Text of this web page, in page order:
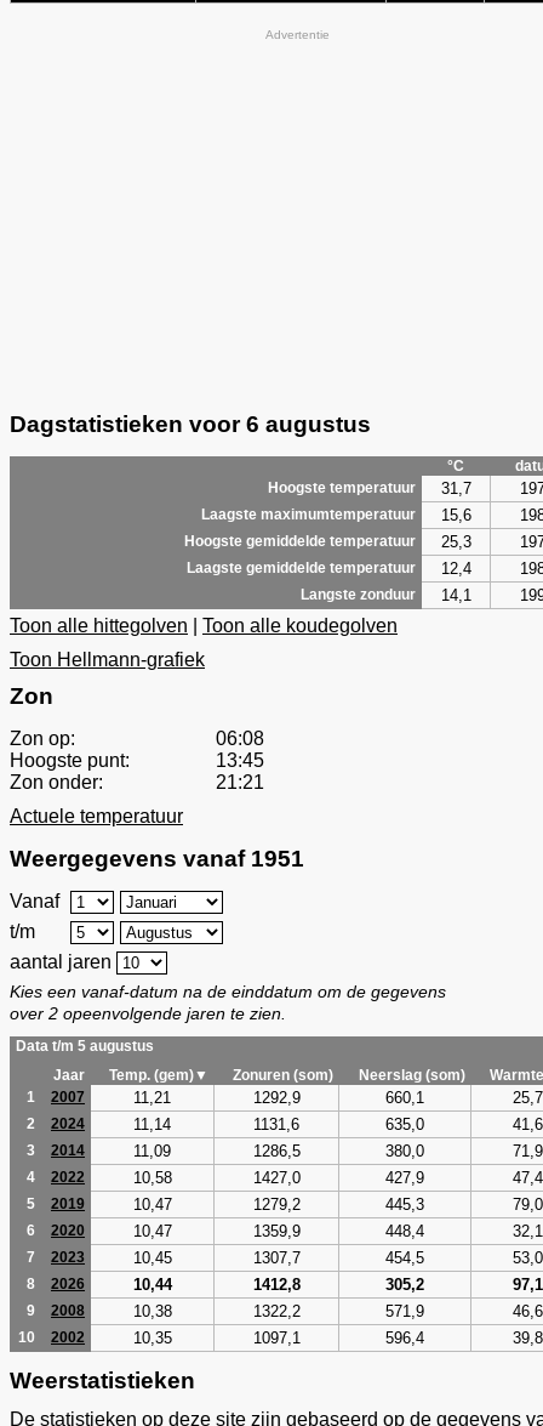
Advertentie
Dagstatistieken voor 6 augustus
°C
Hoogste temperatuur
31,7
Laagste maximumtemperatuur 15,6
Hoogste gemiddelde temperatuur 25,3
Laagste gemiddelde temperatuur 12,4
Langste zonduur 14,1
Toon alle hittegolven
Toon alle koudegolven
Toon Hellmann-grafiek
Zon
Zon op:
06:08
Hoogste punt:
13:45
Zon onder:
21:21
Actuele temperatuur
Weergegevens vanaf 1951
Vanaf
t/m
aantal jaren
Kies een vanaf-datum na de einddatum om de gegevens
over 2 opeenvolgende jaren te zien.
Data t/m 5 augustus
Jaar
Temp. (gem)▼ Zonuren (som) Neerslag (som)
1
2007 11,21 1292,9 660,1 25,7
2 2024 11,14 1131,6 635,0 41,6
3 2014 11,09 1286,5 380,0 71,9
4 2022 10,58 1427,0 427,9 47,4
5 2019 10,47 1279,2 445,3 79,0
6 2020 10,47 1359,9 448,4 32,1
7 2023 10,45 1307,7 454,5 53,0
8 2026 10,44 1412,8 305,2 97,1
9 2008 10,38 1322,2 571,9 46,6
10 2002 10,35 1097,1 596,4 39,8
Weerstatistieken
De statistieken op deze site zijn gebaseerd op de gegevens